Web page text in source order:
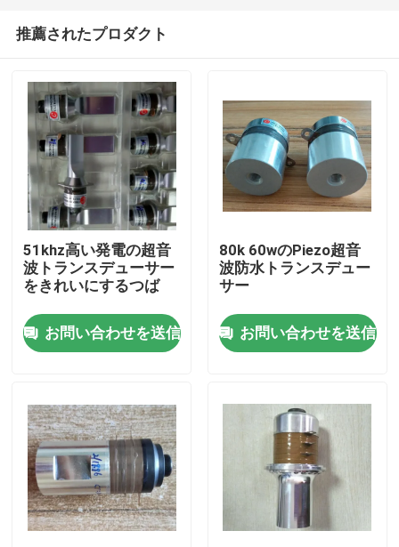
家
製品
工場旅行
品質管理
推薦されたプロダクト
51khz高い発電の超音
波トランスデューサー
をきれいにするつば
お問い合わせを送信
80k 60wのPiezo超音
波防水トランスデュー
サー
お問い合わせを送信